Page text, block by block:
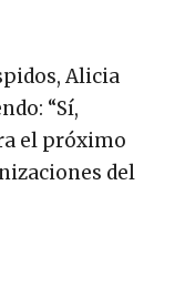
Alicia
“Sí,
el próximo
del